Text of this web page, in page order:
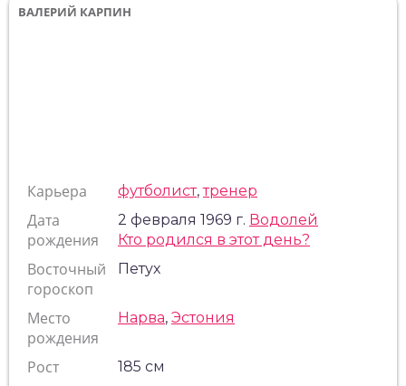
ВАЛЕРИЙ КАРПИН
Карьера футболист,тренер
Дата
рождения
2 февраля 1969 г. Водолей
Кто родился в этот день?
Восточный
гороскоп
Петух
Место
рождения
Нарва, Эстония
Рост 185 см